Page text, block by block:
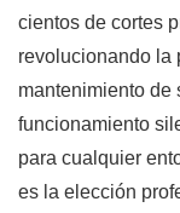
cientos de cortes
revolucionando la
mantenimiento de
funcionamiento
para cualquier
es la elección